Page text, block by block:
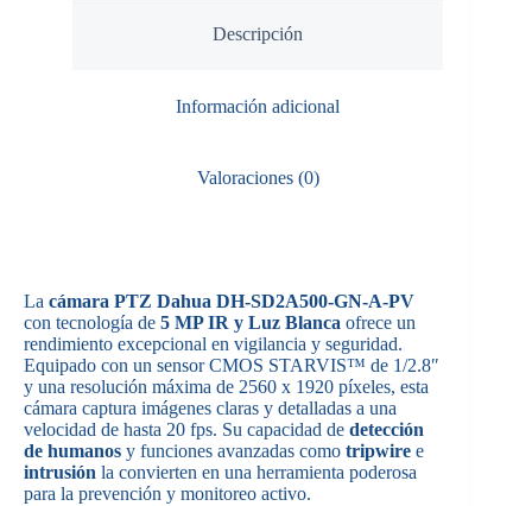
Descripción
Información adicional
Valoraciones (0)
La cámara PTZ Dahua DH-SD2A500-GN-A-PV
con tecnología de 5 MP IR y Luz Blanca ofrece un
rendimiento excepcional en vigilancia y seguridad.
Equipado con un sensor CMOS STARVIS™ de 1/2.8″
y una resolución máxima de 2560 x 1920 píxeles, esta
cámara captura imágenes claras y detalladas a una
velocidad de hasta 20 fps. Su capacidad de detección
de humanos y funciones avanzadas como tripwire e
intrusión la convierten en una herramienta poderosa
para la prevención y monitoreo activo.